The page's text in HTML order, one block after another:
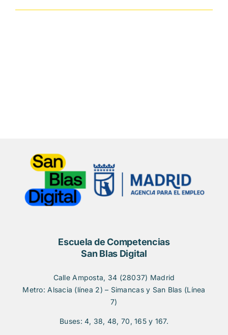
Escuela de Competencias
San Blas Digital
Calle Amposta, 34 (28037) Madrid
Metro: Alsacia (línea 2) – Simancas y San Blas (Línea
7)
Buses: 4, 38, 48, 70, 165 y 167.